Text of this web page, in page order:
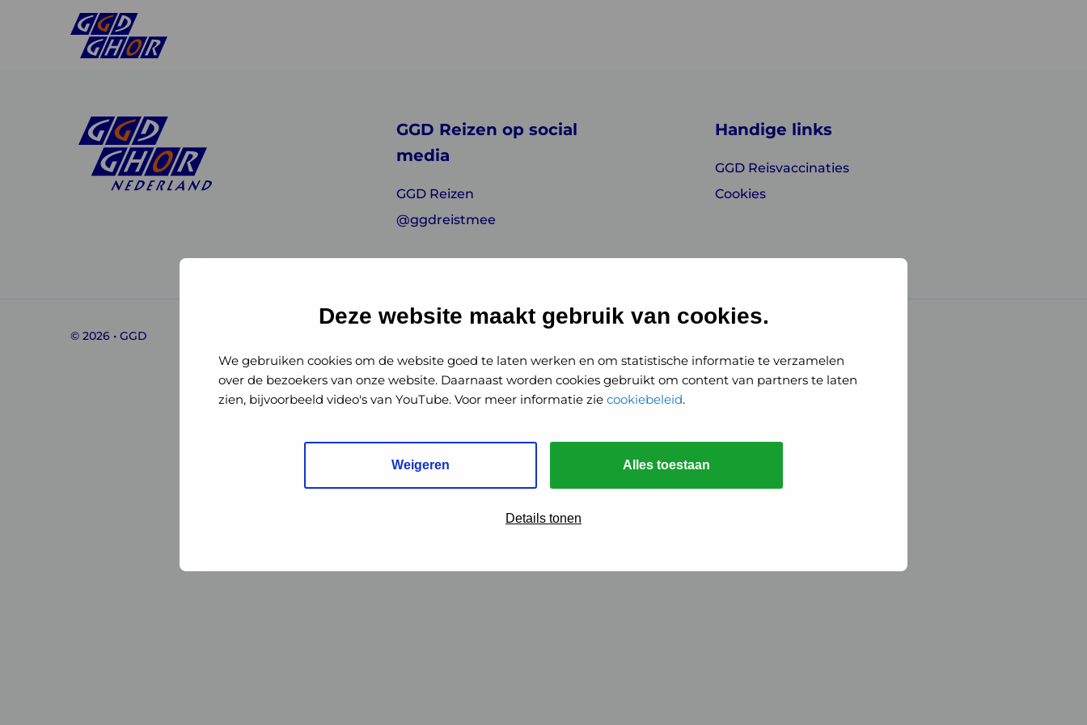
Deze website maakt gebruik van cookies.
We gebruiken cookies om de website goed te laten werken en om statistische informatie te verzamelen
over de bezoekers van onze website. Daarnaast worden cookies gebruikt om content van partners te laten
zien, bijvoorbeeld video's van YouTube. Voor meer informatie zie cookiebeleid.
Weigeren Alles toestaan
Details tonen
GHORGHOR
Nederland
GGD Reizen op social
media
GGD Reizen
@ggdreistmee
Handige links
GGD Reisvaccinaties
Cookies
© 2026 • GGD